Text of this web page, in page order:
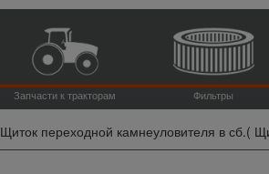
Запчасти к тракторам Фильтры
Щиток переходной камнеуловителя в сб.(